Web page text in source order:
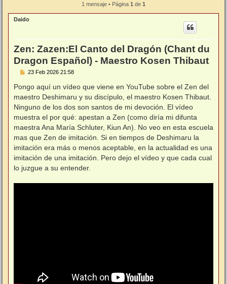
1 mensaje • Página 1 de 1
Daido
Zen: Zazen:El Canto del Dragón (Chant du
Dragon Español) - Maestro Kosen Thibaut
M
n
s
a
e
23 Feb 2026 21:58
Pongo aquí un vídeo que viene en YouTube sobre el Zen del
maestro Deshimaru y su discípulo, el maestro Kosen Thibaut.
Ninguno de los dos son santos de mi devoción. El vídeo
muestra el por qué: apestan a Zen (como diría mi difunta
maestra Ana María Schluter, Kiun An). No veo en esta escuela
mas que Zen de imitación. Si en tiempos de Deshimaru la
imitación era más o menos aceptable, en la actualidad es una
imitación de una imitación. Pero dejo el vídeo y que cada cual
lo juzgue a su entender.